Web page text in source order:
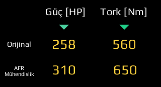
Güç [HP] Tork [Nm]
Orijinal 258 560
AFR
Mühendislik
310 650